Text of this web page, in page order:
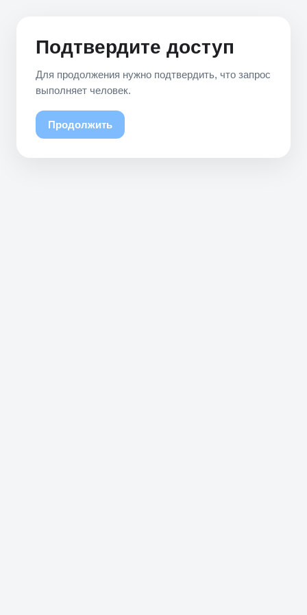
Подтвердите доступ
Для продолжения нужно подтвердить, что запрос
выполняет человек.
Продолжить